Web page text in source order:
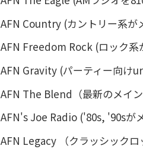
AFN Country (カントリー系が
AFN Freedom Rock (ロック系
AFN Gravity (パーティー向け
AFN The Blend（最新のメイン
AFN's Joe Radio ('80s, '90sが
AFN Legacy （クラッシックロ